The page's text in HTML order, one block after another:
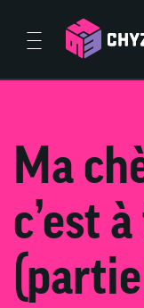
Ma
c’est